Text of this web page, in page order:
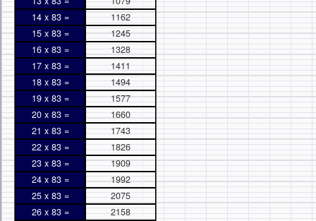
14 x 83 =
1162
15 x 83 =
1245
16 x 83 =
1328
17 x 83 =
1411
18 x 83 =
1494
19 x 83 =
1577
20 x 83 =
1660
21 x 83 =
1743
22 x 83 =
1826
23 x 83 =
1909
24 x 83 =
1992
25 x 83 =
2075
26 x 83 =
2158